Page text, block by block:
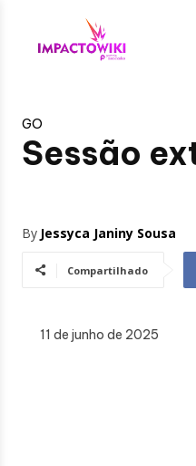
GO
Sessão
By Jessyca Janiny Sousa
Compartilhado
11 de junho de 2025